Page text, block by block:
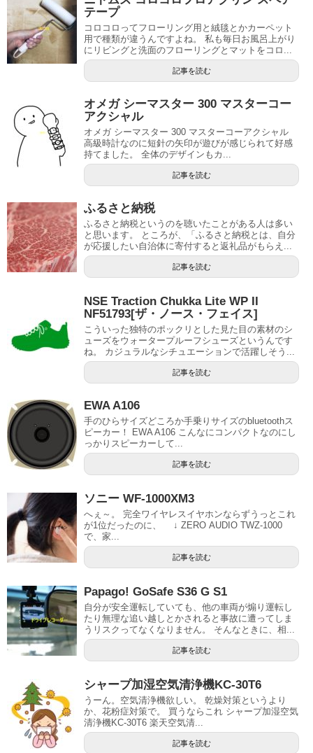
テープ
コロコロってフローリング用と絨毯とかカーペット
用で種類が違うんですよね。 私も毎日お風呂上がり
にリビングと洗面のフローリングとマットをコロ...
記事を読む
オメガ シーマスター 300 マスターコー
アクシャル
オメガ シーマスター 300 マスターコーアクシャル
高級時計なのに短針の矢印が遊びが感じられて好感
持てました。 全体のデザインもカ...
記事を読む
ふるさと納税
ふるさと納税というのを聴いたことがある人は多い
と思います。 ところが、「ふるさと納税とは、自分
が応援したい自治体に寄付すると返礼品がもらえ...
記事を読む
NSE Traction Chukka Lite WP II
NF51793[ザ・ノース・フェイス]
こういった独特のポックリとした見た目の素材のシ
ューズをウォータープルーフシューズというんです
ね。 カジュラルなシチュエーションで活躍しそう...
記事を読む
EWA A106
手のひらサイズどころか手乗りサイズのbluetoothス
ピーカー！ EWA A106 こんなにコンパクトなのにし
っかりスピーカーして...
記事を読む
ソニー WF-1000XM3
へぇ～。 完全ワイヤレスイヤホンならずうっとこれ
が1位だったのに、 ↓ ZERO AUDIO TWZ-1000
で、家...
記事を読む
Papago! GoSafe S36 G S1
自分が安全運転していても、他の車両が煽り運転し
たり無理な追い越しとかされると事故に遭ってしま
うリスクってなくなりません。 そんなときに、相...
記事を読む
シャープ加湿空気清浄機KC-30T6
うーん。空気清浄機欲しい。 乾燥対策というより
か、花粉症対策で。 買うならこれ シャープ加湿空気
清浄機KC-30T6 楽天空気清...
記事を読む